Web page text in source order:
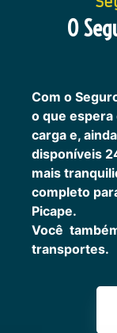
O
Com o
o que espera
carga e,
disponíveis
mais
completo
Picape.
Você
transportes.